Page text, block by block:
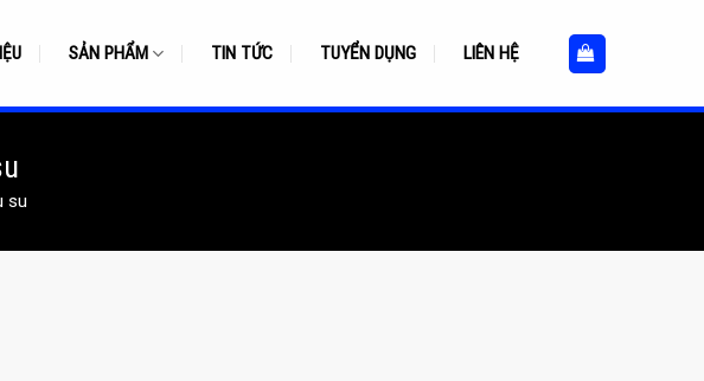
SẢN PHẨM TIN TỨC TUYỂN DỤNG LIÊN HỆ
su